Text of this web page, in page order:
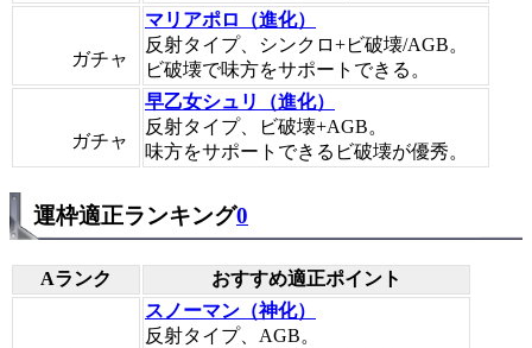
ガチャ
マリアポロ（進化）
反射タイプ、シンクロ+ビ破壊/AGB。
ビ破壊で味方をサポートできる。
ガチャ
早乙女シュリ（進化）
反射タイプ、ビ破壊+AGB。
味方をサポートできるビ破壊が優秀。
運枠適正ランキング0
Aランク おすすめ適正ポイント
スノーマン（神化）
反射タイプ、AGB。